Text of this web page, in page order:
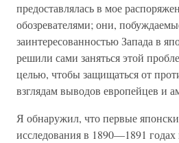
предоставлялась в мое
обозревателями; они,
заинтересованностью Запада в
решили сами заняться этой
целью, чтобы защищаться от
взглядам выводов европейцев и
Я обнаружил, что первые
исследования в 1890—1891